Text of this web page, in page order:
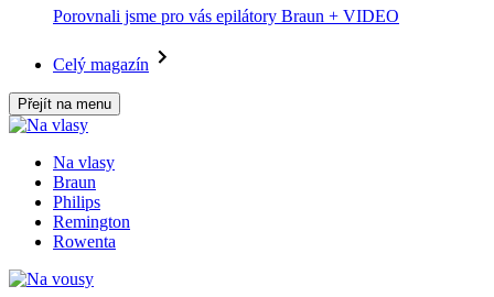
Porovnali jsme pro vás epilátory Braun + VIDEO
Celý magazín
Přejít na menu
Na vlasy
Braun
Philips
Remington
Rowenta